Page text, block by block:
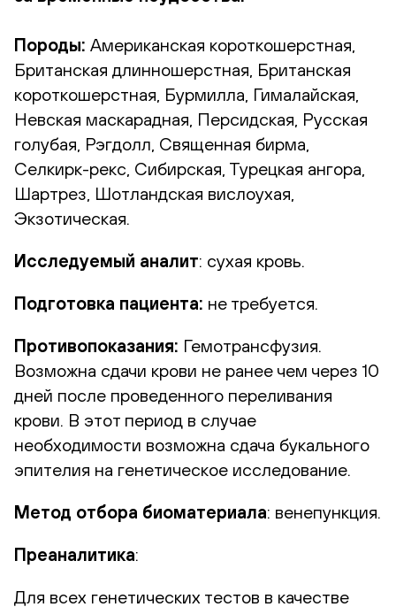
Породы: Американская короткошерстная,
Британская длинношерстная, Британская
короткошерстная, Бурмилла, Гималайская,
Невская маскарадная, Персидская, Русская
голубая, Рэгдолл, Священная бирма,
Селкирк-рекс, Сибирская, Турецкая ангора,
Шартрез, Шотландская вислоухая,
Экзотическая.
Исследуемый аналит: сухая кровь.
Подготовка пациента: не требуется.
Противопоказания: Гемотрансфузия.
Возможна сдачи крови не ранее чем через 10
дней после проведенного переливания
крови. В этот период в случае
необходимости возможна сдача букального
эпителия на генетическое исследование.
Метод отбора биоматериала: венепункция.
Преаналитика:
Для всех генетических тестов в качестве